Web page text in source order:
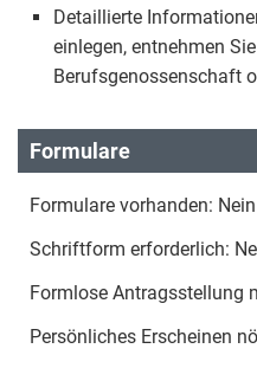
Detaillierte
einlegen, entnehmen
Berufsgenossenschaft
Formulare
Formulare vorhanden: Nein
Schriftform erforderlich:
Formlose Antragsstellung
Persönliches Erscheinen